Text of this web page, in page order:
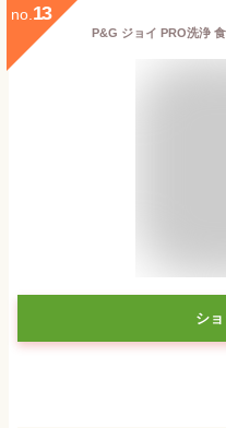
no. 13
P&G ジョイ PRO洗浄
シ